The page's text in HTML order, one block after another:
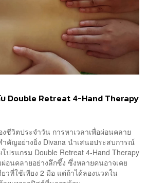
Double Retreat 4-Hand Therapy
ชีวิตประจำวัน การหาเวลาเพื่อผ่อนคลาย
คัญอย่างยิ่ง Divana นำเสนอประสบการณ์
ปรแกรม Double Retreat 4-Hand Therapy
นคลายอย่างลึกซึ้ง ซึ่งหลายคนอาจเคย
วที่ใช้เพียง 2 มือ แต่ถ้าได้ลองนวดใน